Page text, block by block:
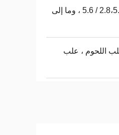
1.1 / 1.1،2.0 / 2.0،2.2 / 2.2 ، 2.8 / 2.8،5.6 / 5.6 ، وما إلى
اللحوم ، علب